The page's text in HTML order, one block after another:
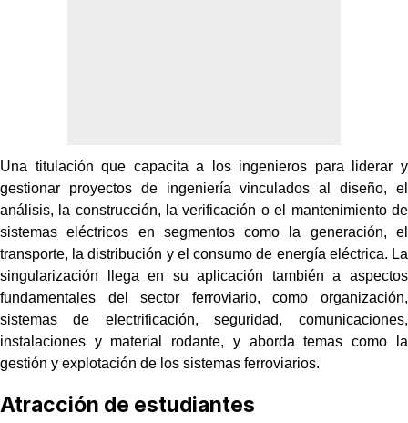
Una titulación que capacita a los ingenieros para liderar y
gestionar proyectos de ingeniería vinculados al diseño, el
análisis, la construcción, la verificación o el mantenimiento de
sistemas eléctricos en segmentos como la generación, el
transporte, la distribución y el consumo de energía eléctrica. La
singularización llega en su aplicación también a aspectos
fundamentales del sector ferroviario, como organización,
sistemas de electrificación, seguridad, comunicaciones,
instalaciones y material rodante, y aborda temas como la
gestión y explotación de los sistemas ferroviarios.
Atracción de estudiantes